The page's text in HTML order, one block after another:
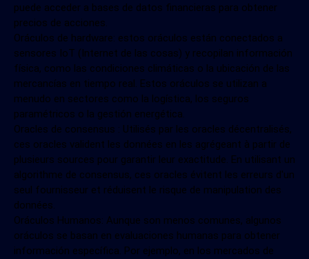
puede acceder a bases de datos financieras para obtener
precios de acciones.
Oráculos de hardware: estos oráculos están conectados a
sensores IoT (Internet de las cosas) y recopilan información
física, como las condiciones climáticas o la ubicación de las
mercancías en tiempo real. Estos oráculos se utilizan a
menudo en sectores como la logística, los seguros
paramétricos o la gestión energética.
Oracles de consensus : Utilisés par les oracles décentralisés,
ces oracles valident les données en les agrégeant à partir de
plusieurs sources pour garantir leur exactitude. En utilisant un
algorithme de consensus, ces oracles évitent les erreurs d'un
seul fournisseur et réduisent le risque de manipulation des
données.
Oráculos Humanos: Aunque son menos comunes, algunos
oráculos se basan en evaluaciones humanas para obtener
información específica. Por ejemplo, en los mercados de